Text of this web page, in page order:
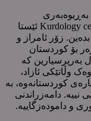
سەنتەری کوردۆلۆجیم. Kurdology center for kurdish study ئێستا
زۆر ئامراز و
بۆ کوردستان
بەرپرسیارین کە
وڵاتێکی ئازاد،
کوردستانەوە، بە
نییە. دامەزراندنی
و دامودەزگاییە.